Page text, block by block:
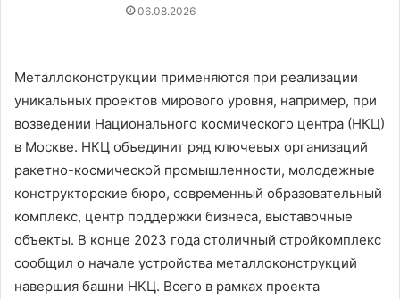
06.08.2026
Металлоконструкции применяются при реализации
уникальных проектов мирового уровня, например, при
возведении Национального космического центра (НКЦ)
в Москве. НКЦ объединит ряд ключевых организаций
ракетно-космической промышленности, молодежные
конструкторские бюро, современный образовательный
комплекс, центр поддержки бизнеса, выставочные
объекты. В конце 2023 года столичный стройкомплекс
сообщил о начале устройства металлоконструкций
навершия башни НКЦ. Всего в рамках проекта